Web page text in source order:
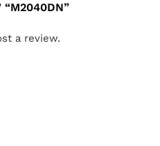
“M2040DN”
a review.